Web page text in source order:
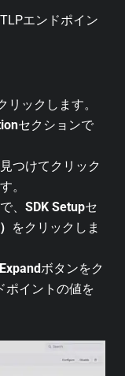
エンドポイン
リックします。
セクションで
つけてクリック
。
、 SDK Setupセ
をクリックしま
Expandボタンをク
ポイントの値を